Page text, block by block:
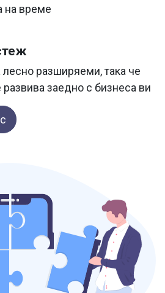
на време
разширяеми, така че
заедно с бизнеса ви